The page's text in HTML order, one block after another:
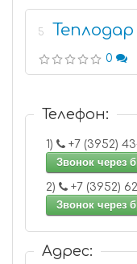
5 Теплодар
0
Телефон:
1)
+7
Звонок через
2)
+7
Звонок через
Адрес: